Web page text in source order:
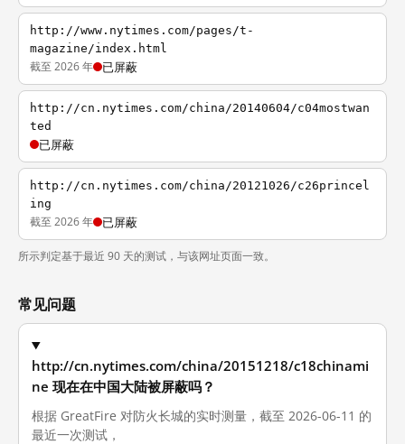
http://www.nytimes.com/pages/t-
magazine/index.html
截至 2026 年 已屏蔽
http://cn.nytimes.com/china/20140604/c04mostwan
ted
已屏蔽
http://cn.nytimes.com/china/20121026/c26princel
ing
截至 2026 年 已屏蔽
所示判定基于最近 90 天的测试，与该网址页面一致。
常见问题
http://cn.nytimes.com/china/20151218/c18chinami
ne 现在在中国大陆被屏蔽吗？
根据 GreatFire 对防火长城的实时测量，截至 2026-06-11 的
最近一次测试，